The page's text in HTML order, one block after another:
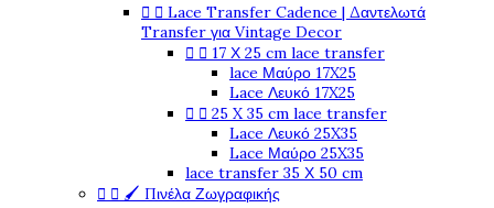
  Lace Transfer Cadence | Δαντελωτά
Transfer για Vintage Decor
  17 Χ 25 cm lace transfer
lace Μαύρο 17X25
Lace Λευκό 17X25
  25 X 35 cm lace transfer
Lace Λευκό 25X35
Lace Μαύρο 25X35
lace transfer 35 Χ 50 cm
  🖌️ Πινέλα Ζωγραφικής